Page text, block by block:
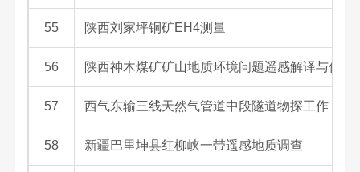
55 陕西刘家坪铜矿EH4测量
56 陕西神木煤矿矿山地质环境问题遥感解译与信息
57 西气东输三线天然气管道中段隧道物探工作
58 新疆巴里坤县红柳峡一带遥感地质调查